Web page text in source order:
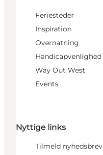
Feriesteder
Inspiration
Overnatning
Handicapvenlighed
Way Out West
Events
Nyttige links
Tilmeld nyhedsbrev